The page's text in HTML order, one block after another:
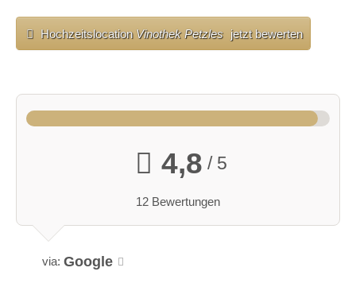
Hochzeitslocation Vinothek Petzles jetzt bewerten
4,8 / 5
12 Bewertungen
via: Google